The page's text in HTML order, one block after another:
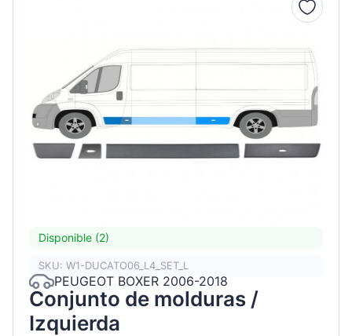
Disponible (2)
SKU: W1-DUCATO06_L4_SET_L
PEUGEOT BOXER 2006-2018
Conjunto de molduras /
Izquierda